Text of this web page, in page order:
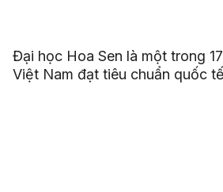
Đại học Hoa Sen là một trong
Việt Nam đạt tiêu chuẩn quốc tế